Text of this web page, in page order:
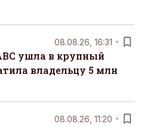
08.08.26, 16:31
ушла в крупный
владельцу 5 млн
08.08.26, 11:20